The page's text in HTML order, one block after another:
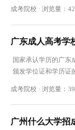
成考院校 · 浏览量：
广东成人高考学
国家承认学历的广东
颁发学位证和学历证
成考院校 · 浏览量：
广州什么大学招